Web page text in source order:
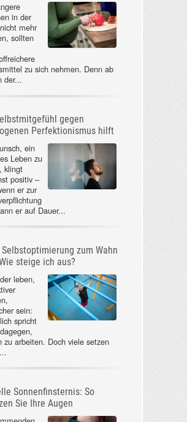
in der
mehr
sollten
zu sich nehmen. Denn ab
der...
gegen
Perfektionismus hilft
ein
Leben zu
klingt
positiv –
er zur
er auf Dauer...
Selbstoptimierung zum Wahn
steige ich aus?
leben,
sein:
spricht
zu arbeiten. Doch viele setzen
Sonnenfinsternis: So
Sie Ihre Augen